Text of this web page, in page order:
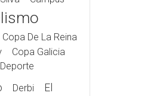
Copa De La Reina
Copa Galicia
Derbi El